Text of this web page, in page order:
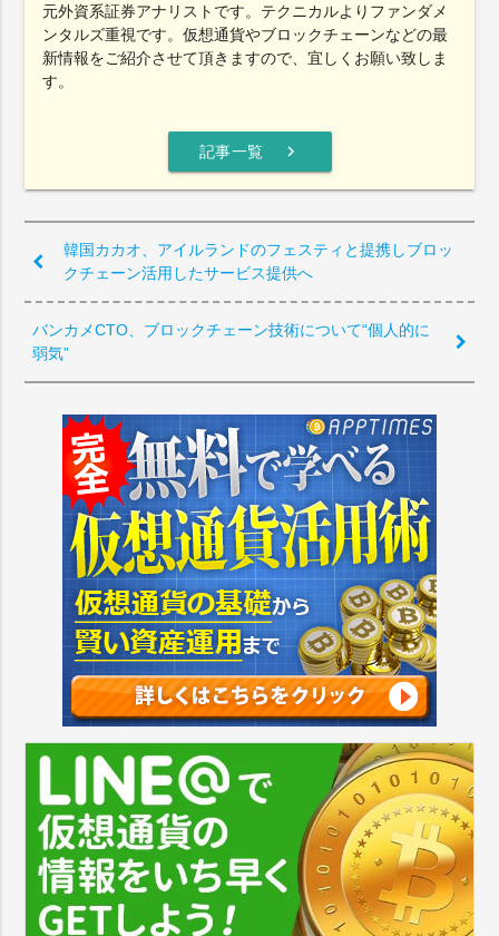
元外資系証券アナリストです。テクニカルよりファンダメ
ンタルズ重視です。仮想通貨やブロックチェーンなどの最
新情報をご紹介させて頂きますので、宜しくお願い致しま
す。
記事一覧 chevron_right
韓国カカオ、アイルランドのフェスティと提携しブロッ
クチェーン活用したサービス提供へ
バンカメCTO、ブロックチェーン技術について“個人的に
弱気”